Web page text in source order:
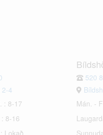
4
: 8-17
8-16
520
Mán. -